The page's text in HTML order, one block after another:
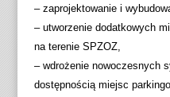
– zaprojektowanie i
– utworzenie dodatkowych
na terenie SPZOZ,
– wdrożenie nowoczesnych
dostępnością miejsc